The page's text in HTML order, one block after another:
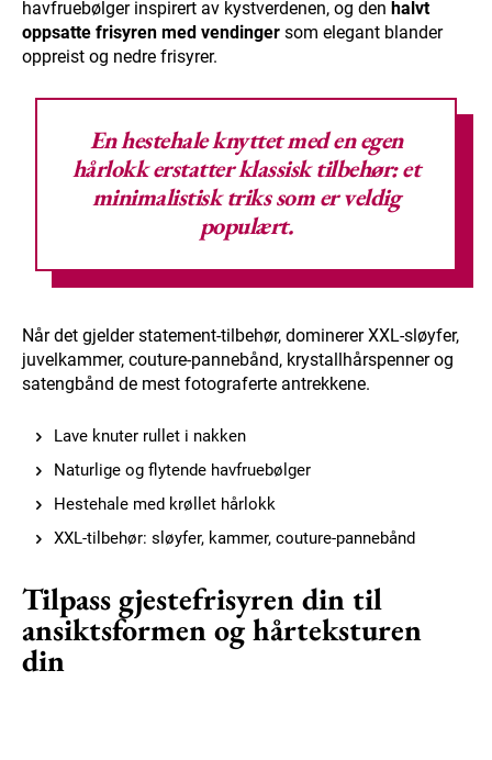
havfruebølger inspirert av kystverdenen, og den halvt
oppsatte frisyren med vendinger som elegant blander
oppreist og nedre frisyrer.
En hestehale knyttet med en egen
hårlokk erstatter klassisk tilbehør: et
minimalistisk triks som er veldig
populært.
Når det gjelder statement-tilbehør, dominerer XXL-sløyfer,
juvelkammer, couture-pannebånd, krystallhårspenner og
satengbånd de mest fotograferte antrekkene.
Lave knuter rullet i nakken
Naturlige og flytende havfruebølger
Hestehale med krøllet hårlokk
XXL-tilbehør: sløyfer, kammer, couture-pannebånd
Tilpass gjestefrisyren din til
ansiktsformen og hårteksturen
din